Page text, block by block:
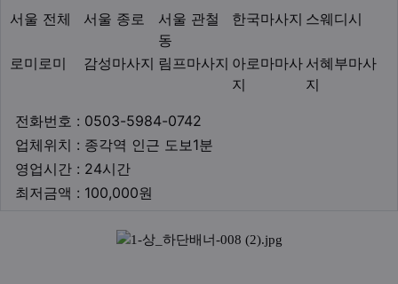
서울 전체 서울 종로
서울 관철
동
지역1 한국마사지 스웨디시
로미로미 감성마사지 림프마사지 아로마마사
지
서혜부마사
지
테마
전화번호 : 0503-5984-0742
업체위치 : 종각역 인근 도보1분
영업시간 : 24시간영업시간
최저금액 : 100,000원